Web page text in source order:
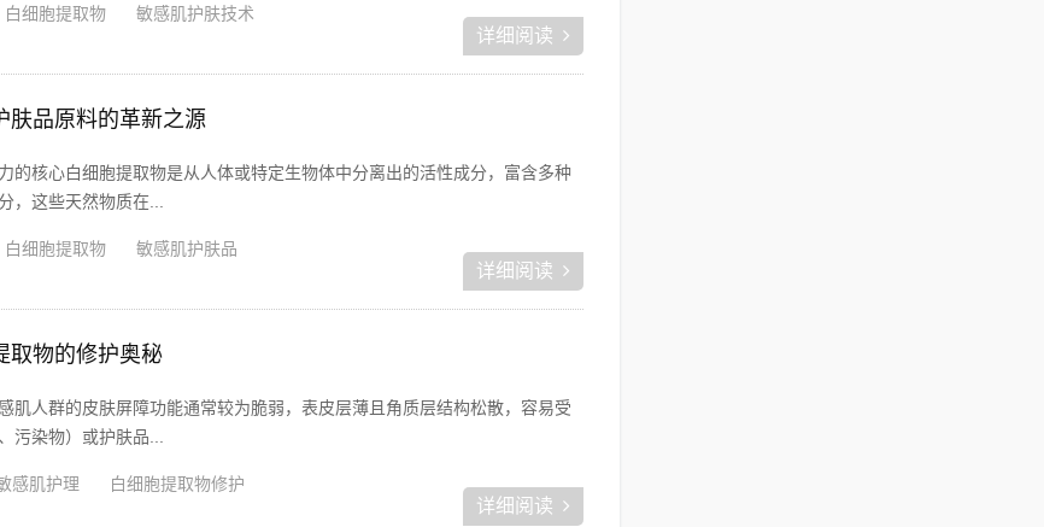
白细胞提取物 敏感肌护肤技术
详细阅读
肤品原料的革新之源
的核心白细胞提取物是从人体或特定生物体中分离出的活性成分，富含多种
，这些天然物质在...
白细胞提取物 敏感肌护肤品
详细阅读
取物的修护奥秘
肌人群的皮肤屏障功能通常较为脆弱，表皮层薄且角质层结构松散，容易受
污染物）或护肤品...
感肌护理 白细胞提取物修护
详细阅读